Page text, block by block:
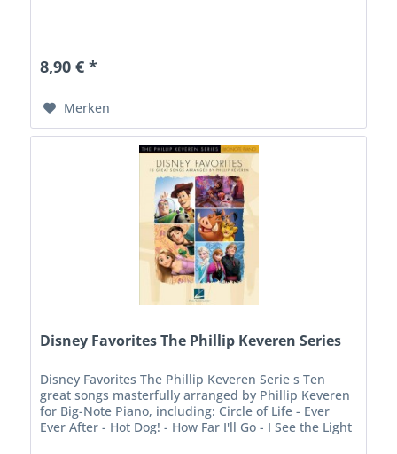
8,90 € *
Merken
Disney Favorites The Phillip Keveren Series
Disney Favorites The Phillip Keveren Serie s Ten
great songs masterfully arranged by Phillip Keveren
for Big-Note Piano, including: Circle of Life - Ever
Ever After - Hot Dog! - How Far I'll Go - I See the Light